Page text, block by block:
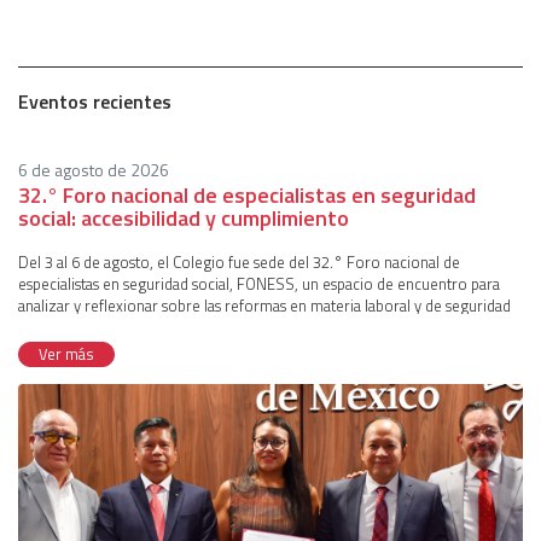
Eventos recientes
6 de agosto de 2026
32.° Foro nacional de especialistas en seguridad
social: accesibilidad y cumplimiento
Del 3 al 6 de agosto, el Colegio fue sede del 32.° Foro nacional de
especialistas en seguridad social, FONESS, un espacio de encuentro para
analizar y reflexionar sobre las reformas en materia laboral y de seguridad
instituciones. El evento fue coordinado por la comisión técnica de
Seguridad Social, representada por Francisco Javier Ibarra Mayoral, Carlos
Mario de la Fuente Aguirre, Mauricio Valadez Sánchez, Cristina Zoé Gómez
Benavides, Miguel Arnulfo Castellanos Cadena, José Luis Sánchez García,
Miguel Ángel Silva Pedroza y Orlando Corona Lara.Para el primer día de la
jornada se contó con la participación de José Manuel Etchegaray Morales,
presidente de la Comisión Representativa ante Organismos de Seguridad
Social (CROSS) del Instituto Mexicano de Contadores Públicos (IMCP).
Durante su ponencia se encargó de desarrollar los mitos y realidades de las
Ver más